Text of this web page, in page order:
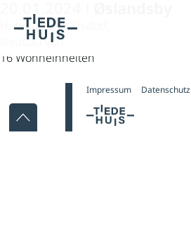
Hamburg, Alt-Osdorf,
Neubau von
16 Wohneinheiten
Impressum Datenschutz